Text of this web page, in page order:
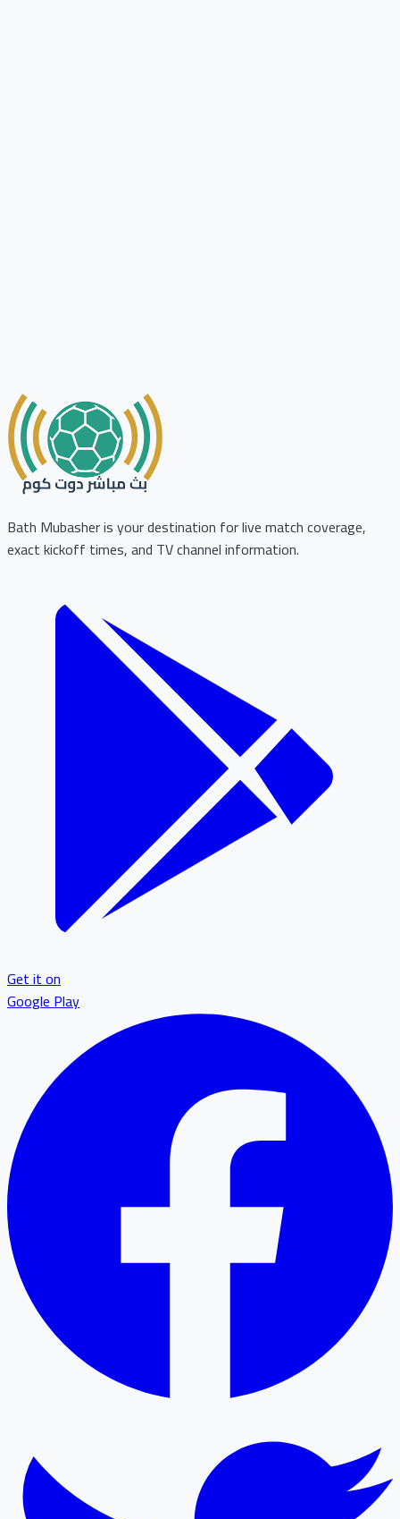
Bath Mubasher is your destination for live match coverage,
exact kickoff times, and TV channel information.
Get it on
Google Play